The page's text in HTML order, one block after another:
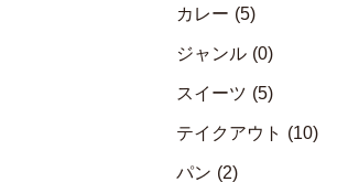
カレー (5)
ジャンル (0)
スイーツ (5)
テイクアウト (10)
パン (2)